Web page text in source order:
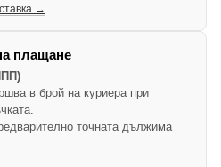
→
плащане
в брой на куриера при
точната дължима